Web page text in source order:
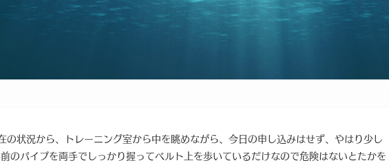
の状況から、トレーニング室から中を眺めながら、今日の申し込みはせず、やはり少し
のパイプを両手でしっかり握ってベルト上を歩いているだけなので危険はないとたかを